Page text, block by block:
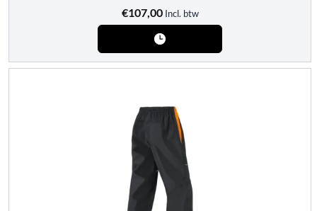
€107,00 Incl. btw